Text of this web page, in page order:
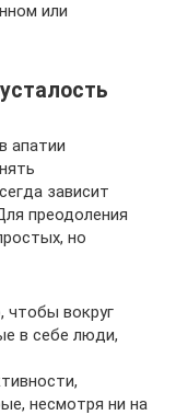
или
апатии
зависит
преодоления
но
чтобы вокруг
в себе люди,
несмотря ни на